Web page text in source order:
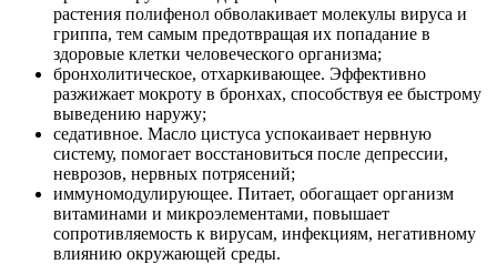
растения полифенол обволакивает молекулы вируса и
гриппа, тем самым предотвращая их попадание в
здоровые клетки человеческого организма;
бронхолитическое, отхаркивающее. Эффективно
разжижает мокроту в бронхах, способствуя ее быстрому
выведению наружу;
седативное. Масло цистуса успокаивает нервную
систему, помогает восстановиться после депрессии,
неврозов, нервных потрясений;
иммуномодулирующее. Питает, обогащает организм
витаминами и микроэлементами, повышает
сопротивляемость к вирусам, инфекциям, негативному
влиянию окружающей среды.